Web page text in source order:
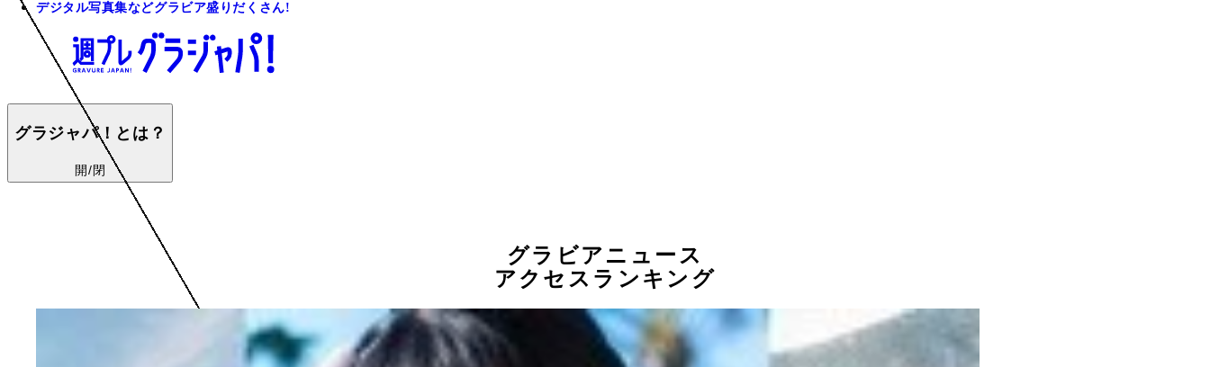
デジタル写真集などグラビア盛りだくさん!
グラジャパ！とは？
開/閉
グラビアニュース
アクセスランキング